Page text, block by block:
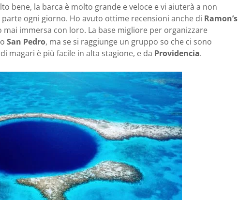
bene, la barca è molto grande e veloce e vi aiuterà a non
ogni giorno. Ho avuto ottime recensioni anche di Ramon’s
immersa con loro. La base migliore per organizzare
San Pedro, ma se si raggiunge un gruppo so che ci sono
magari è più facile in alta stagione, e da Providencia.